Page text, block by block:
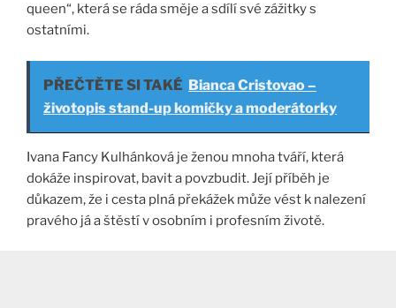
queen“, která se ráda směje a sdílí své zážitky s
ostatními​​.
PŘEČTĚTE SI TAKÉ Bianca Cristovao –
životopis stand-up komičky a moderátorky
Ivana Fancy Kulhánková je ženou mnoha tváří, která
dokáže inspirovat, bavit a povzbudit. Její příběh je
důkazem, že i cesta plná překážek může vést k nalezení
pravého já a štěstí v osobním i profesním životě.